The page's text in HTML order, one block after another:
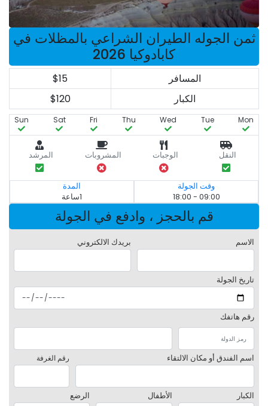
ثمن الجوله الطيران الشراعي بالمظلات في
كابادوكيا 2026
المسافر
$15
الكبار
$120
Mon
Tue
Wed
Thu
Fri
Sat
Sun
النقل الوجبات المشروبات المرشد
وقت الجولة
09:00 - 18:00
المدة
1ساعة
قم بالحجز ، وادفع في الجولة
الاسم بريدك الالكتروني
تاريخ الجولة
رقم هاتفك
اسم الفندق أو مكان الالتقاء رقم الغرفة
الكبار الأطفال الرضع